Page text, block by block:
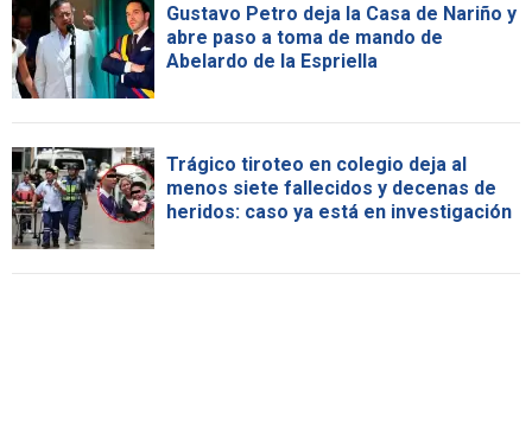
Gustavo Petro deja la Casa de Nariño y
abre paso a toma de mando de
Abelardo de la Espriella
Trágico tiroteo en colegio deja al
menos siete fallecidos y decenas de
heridos: caso ya está en investigación